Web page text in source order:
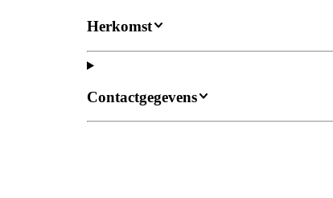
Herkomst
Contactgegevens